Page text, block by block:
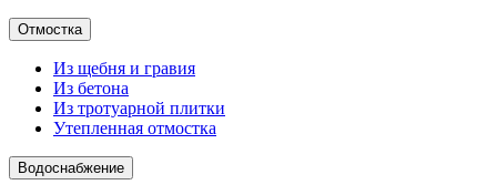
Отмостка
Из щебня и гравия
Из бетона
Из тротуарной плитки
Утепленная отмостка
Водоснабжение